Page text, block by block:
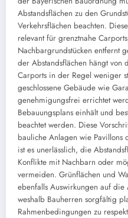
Abstandsflächen zu den
Verkehrsflächen beachten.
relevant für grenztnahe
Nachbargrundstücken entfernt
der Abstandsflächen hängt von
Carports in der Regel weniger
geschlossene Gebäude wie
genehmigungsfrei errichtet
Bebauungsplans einhält und
beachtet werden. Diese
bauliche Anlagen wie Pavillons
ist es unerlässlich, die
Konflikte mit Nachbarn oder
vermeiden. Grünflächen und
ebenfalls Auswirkungen auf die
weshalb Bauherren sorgfältig
Rahmenbedingungen zu